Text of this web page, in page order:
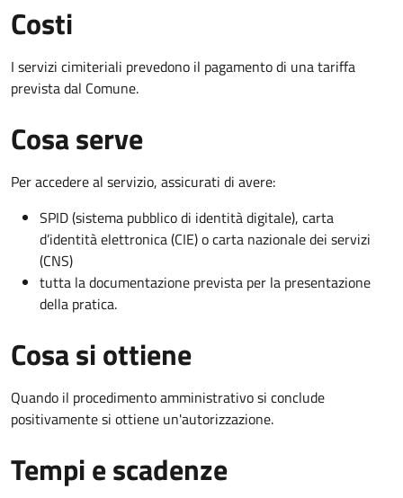
Costi
I servizi cimiteriali prevedono il pagamento di una tariffa
prevista dal Comune.
Cosa serve
Per accedere al servizio, assicurati di avere:
SPID (sistema pubblico di identità digitale), carta
d’identità elettronica (CIE) o carta nazionale dei servizi
(CNS)
tutta la documentazione prevista per la presentazione
della pratica.
Cosa si ottiene
Quando il procedimento amministrativo si conclude
positivamente si ottiene un'autorizzazione.
Tempi e scadenze